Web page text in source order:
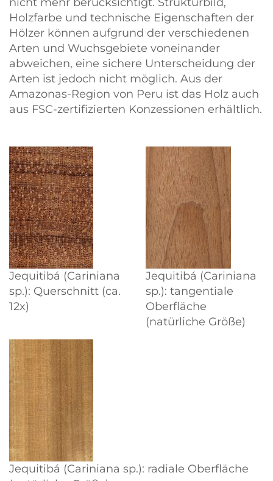
Holzfarbe und technische Eigenschaften der
Hölzer können aufgrund der verschiedenen
Arten und Wuchsgebiete voneinander
abweichen, eine sichere Unterscheidung der
Arten ist jedoch nicht möglich. Aus der
Amazonas-Region von Peru ist das Holz auch
aus FSC-zertifizierten Konzessionen erhältlich.
Jequitibá (Cariniana
sp.): Querschnitt (ca.
12x)
Jequitibá (Cariniana
sp.): tangentiale
Oberfläche
(natürliche Größe)
Jequitibá (Cariniana sp.): radiale Oberfläche